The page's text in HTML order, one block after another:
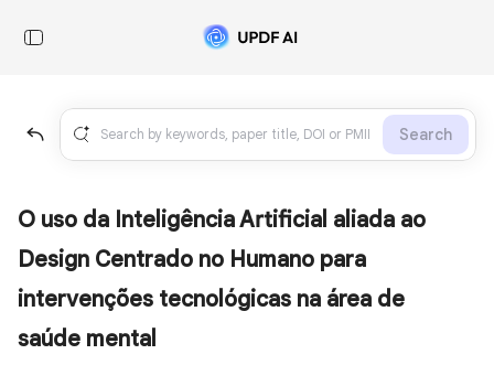
Search
O uso da Inteligência Artificial aliada ao
Design Centrado no Humano para
intervenções tecnológicas na área de
saúde mental